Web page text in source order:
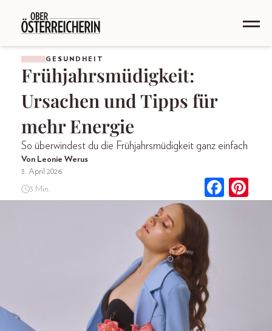
GESUNDHEIT
Frühjahrsmüdigkeit:
Ursachen und Tipps für
mehr Energie
So überwindest du die Frühjahrsmüdigkeit ganz einfach
Von Leonie Werus
3. April 2026
3 Min.